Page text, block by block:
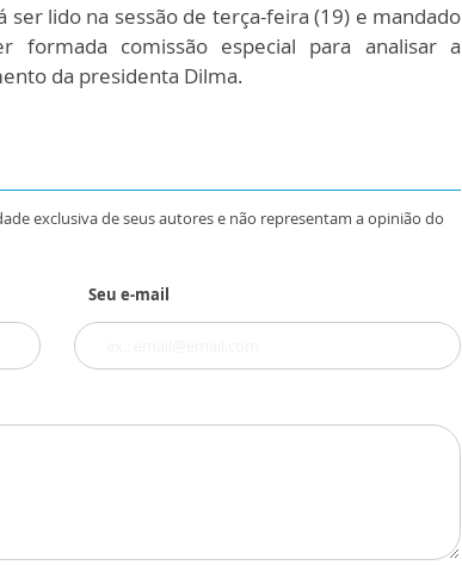
ser lido na sessão de terça-feira (19) e mandado
formada comissão especial para analisar a
da presidenta Dilma.
exclusiva de seus autores e não representam a opinião do
Seu e-mail